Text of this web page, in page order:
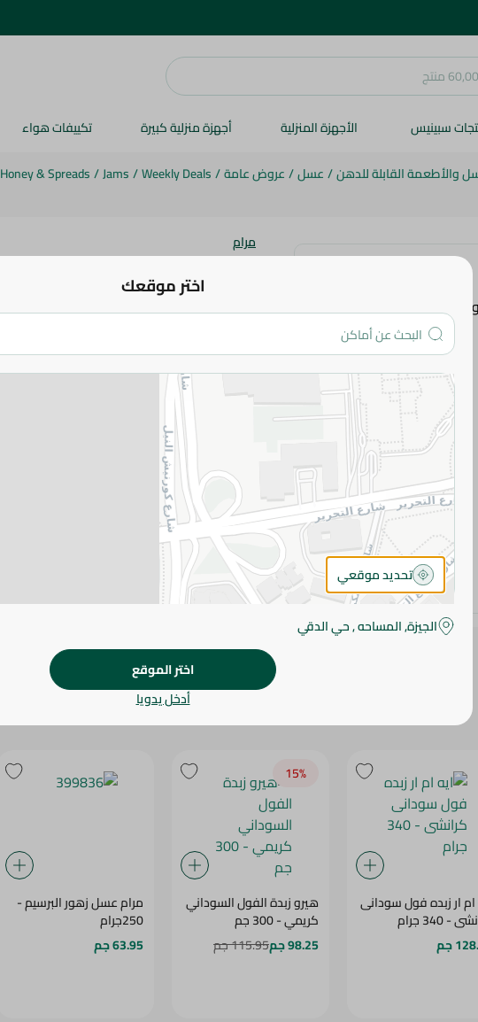
سبينيس الأجهزة المنزلية أجهزة منزلية كبيرة تكييفات هواء
والأطعمة القابلة للدهن/عسل/عروض عامة/
Weekly Deals
/
Jams
/
Honey & Spreads
مرام
مرام عسل نحل زهور الموالح
اضف للعربة
يرجى الملاحظة:
طفيف. قد يتغير التعبئة بناءً على التوفر.
المواصفات
براند
الحجم
SKU
ايه ام ار زبده فول سودانى
- 340 جرام
جم
15‎%‎
هيرو زبدة الفول السوداني
كريمي - 300 جم
98.25 جم
115.95 جم
مرام عسل زهور البرسيم -
250جرام
63.95 جم
اختر موقعك
تحديد موقعي
الجيزة, المساحه , حي الدقي
اختر الموقع
أدخل يدويا